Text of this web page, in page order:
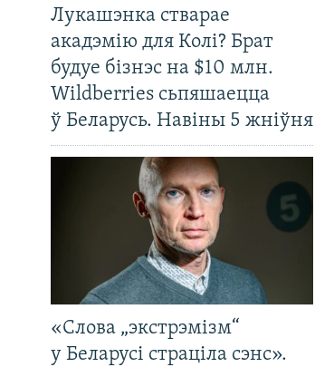
Лукашэнка стварае
акадэмію для Колі? Брат
будуе бізнэс на $10 млн.
Wildberries сьпяшаецца
ў Беларусь. Навіны 5 жніўня
«Слова „экстрэмізм“
у Беларусі страціла сэнс».